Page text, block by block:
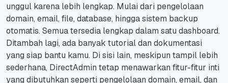
unggul karena lebih lengkap. Mulai dari pengelolaan
domain, email, file, database, hingga sistem backup
otomatis. Semua tersedia lengkap dalam satu dashboard.
Ditambah lagi, ada banyak tutorial dan dokumentasi
yang siap bantu kamu. Di sisi lain, meskipun tampil lebih
sederhana, DirectAdmin tetap menawarkan fitur-fitur inti
yang dibutuhkan seperti pengelolaan domain, email, dan